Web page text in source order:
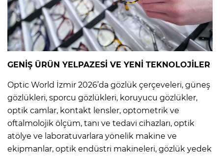
GENİŞ ÜRÜN YELPAZESİ VE YENİ TEKNOLOJİLER
Optic World İzmir 2026’da gözlük çerçeveleri, güneş
gözlükleri, sporcu gözlükleri, koruyucu gözlükler,
optik camlar, kontakt lensler, optometrik ve
oftalmolojik ölçüm, tanı ve tedavi cihazları, optik
atölye ve laboratuvarlara yönelik makine ve
ekipmanlar, optik endüstri makineleri, gözlük yedek